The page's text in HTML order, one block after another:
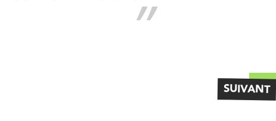
SUIVANT